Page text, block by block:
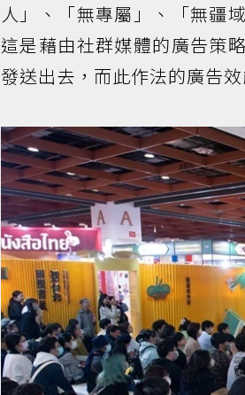
人」、「無專屬」、「無疆
這是藉由社群媒體的廣告策
發送出去，而此作法的廣告